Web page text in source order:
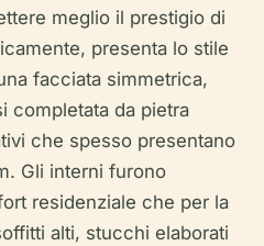
meglio il prestigio di
presenta lo stile
facciata simmetrica,
completata da pietra
che spesso presentano
Gli interni furono
residenziale che per la
alti, stucchi elaborati